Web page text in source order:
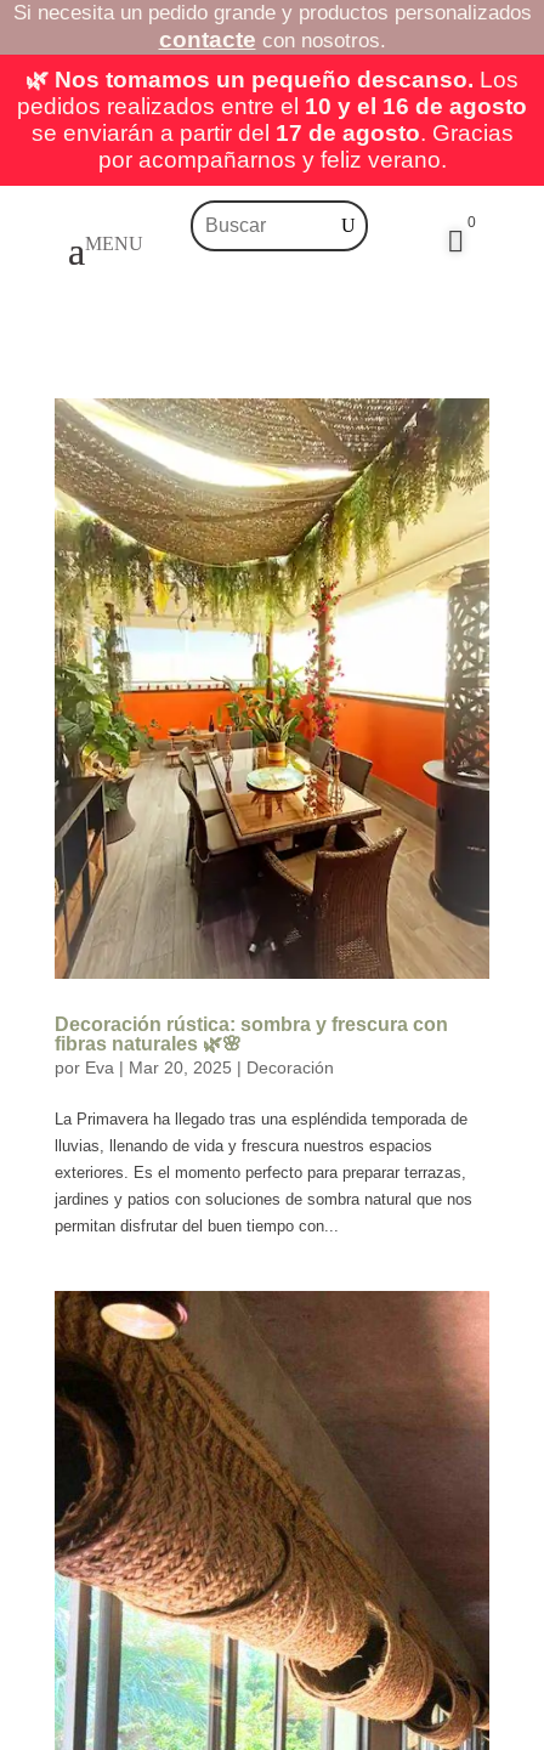
Si necesita un pedido grande y productos personalizados
contacte con nosotros.
🌿 Nos tomamos un pequeño descanso. Los
pedidos realizados entre el 10 y el 16 de agosto
se enviarán a partir del 17 de agosto. Gracias
por acompañarnos y feliz verano.

0
Decoración rústica: sombra y frescura con
fibras naturales 🌿🌸
por Eva | Mar 20, 2025 | Decoración
La Primavera ha llegado tras una espléndida temporada de
lluvias, llenando de vida y frescura nuestros espacios
exteriores. Es el momento perfecto para preparar terrazas,
jardines y patios con soluciones de sombra natural que nos
permitan disfrutar del buen tiempo con...